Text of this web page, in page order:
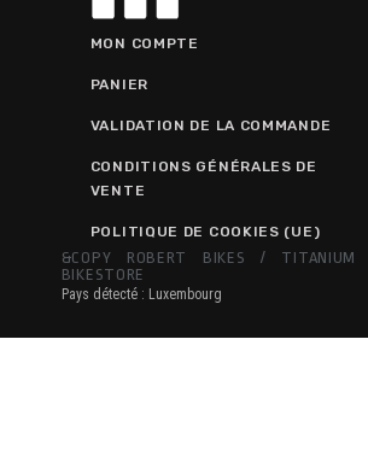
MON COMPTE
PANIER
VALIDATION DE LA COMMANDE
CONDITIONS GÉNÉRALES DE
VENTE
POLITIQUE DE COOKIES (UE)
&COPY ROBERT BIKES / TITANIUM
BIKESTORE
Pays détecté : Luxembourg